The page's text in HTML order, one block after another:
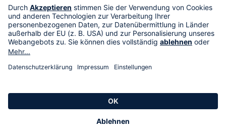
HSE International